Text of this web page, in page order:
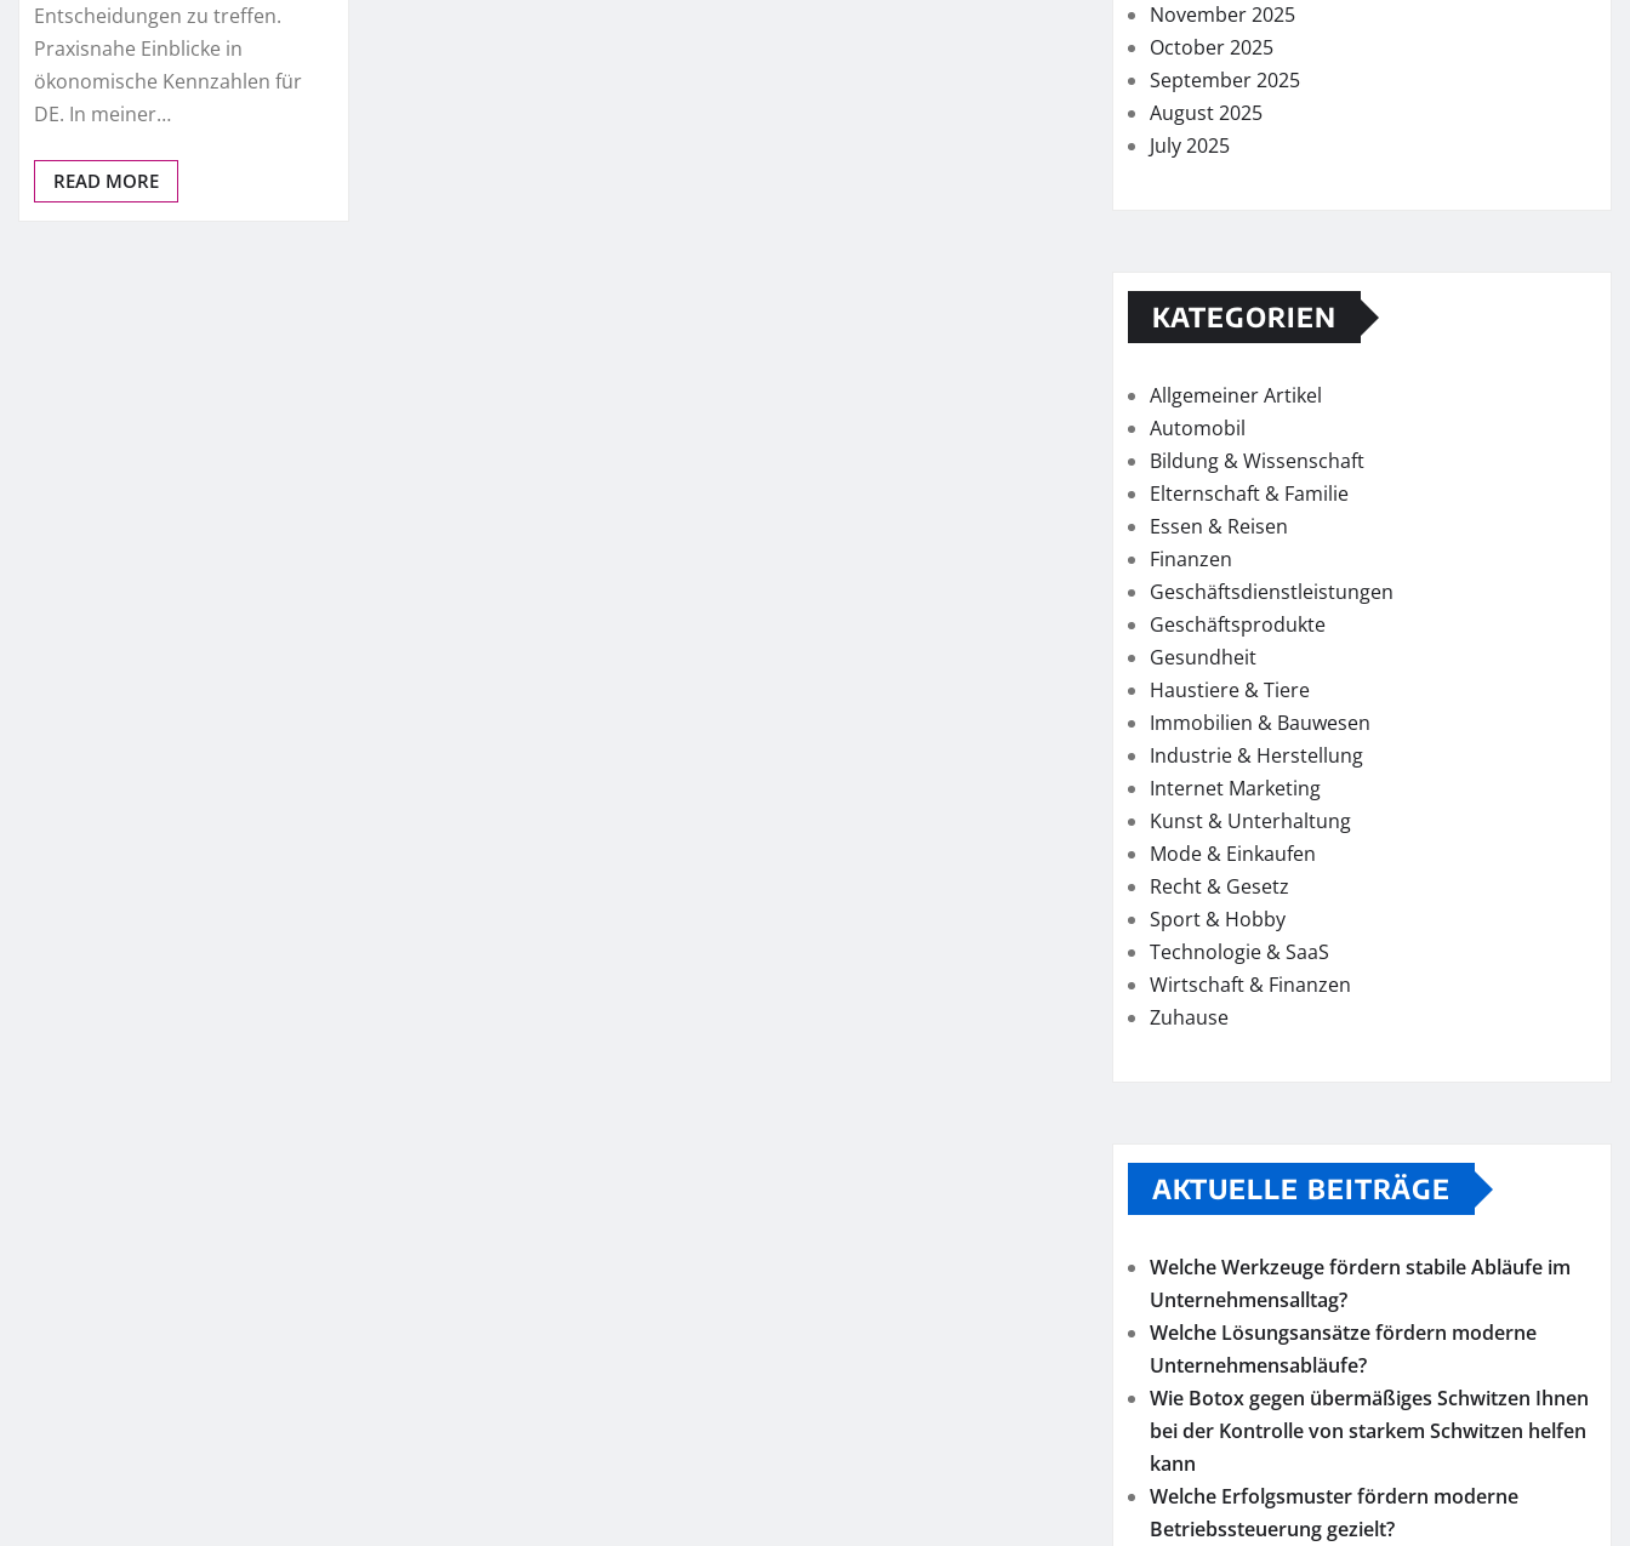
Entscheidungen zu treffen.
Praxisnahe Einblicke in
ökonomische Kennzahlen für
DE. In meiner…
READ MORE
November 2025
October 2025
September 2025
August 2025
July 2025
KATEGORIEN
Allgemeiner Artikel
Automobil
Bildung & Wissenschaft
Elternschaft & Familie
Essen & Reisen
Finanzen
Geschäftsdienstleistungen
Geschäftsprodukte
Gesundheit
Haustiere & Tiere
Immobilien & Bauwesen
Industrie & Herstellung
Internet Marketing
Kunst & Unterhaltung
Mode & Einkaufen
Recht & Gesetz
Sport & Hobby
Technologie & SaaS
Wirtschaft & Finanzen
Zuhause
AKTUELLE BEITRÄGE
Welche Werkzeuge fördern stabile Abläufe im
Unternehmensalltag?
Welche Lösungsansätze fördern moderne
Unternehmensabläufe?
Wie Botox gegen übermäßiges Schwitzen Ihnen
bei der Kontrolle von starkem Schwitzen helfen
kann
Welche Erfolgsmuster fördern moderne
Betriebssteuerung gezielt?